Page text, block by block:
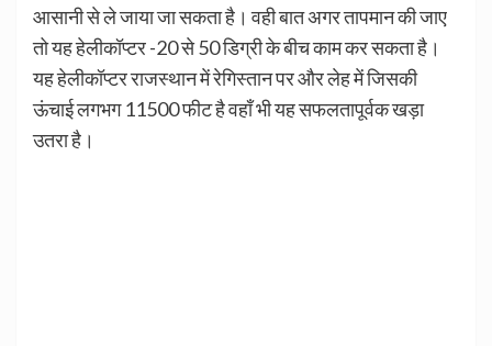
आसानी से ले जाया जा सकता है। वही बात अगर तापमान की जाए
तो यह हेलीकॉप्टर -20 से 50 डिग्री के बीच काम कर सकता है।
यह हेलीकॉप्टर राजस्थान में रेगिस्तान पर और लेह में जिसकी
ऊंचाई लगभग 11500 फीट है वहाँ भी यह सफलतापूर्वक खड़ा
उतरा है।